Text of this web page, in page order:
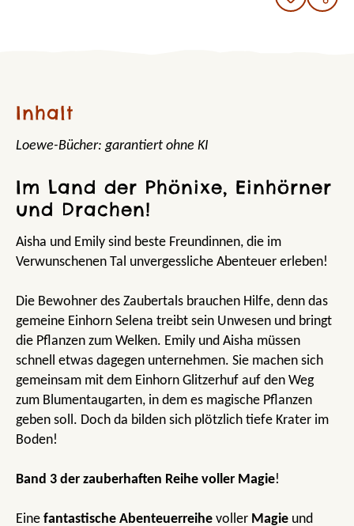
Inhalt
Loewe-Bücher: garantiert ohne KI
Im Land der Phönixe, Einhörner
und Drachen!
Aisha und Emily sind beste Freundinnen, die im
Verwunschenen Tal unvergessliche Abenteuer erleben!
Die Bewohner des Zaubertals brauchen Hilfe, denn das
gemeine Einhorn Selena treibt sein Unwesen und bringt
die Pflanzen zum Welken. Emily und Aisha müssen
schnell etwas dagegen unternehmen. Sie machen sich
gemeinsam mit dem Einhorn Glitzerhuf auf den Weg
zum Blumentaugarten, in dem es magische Pflanzen
geben soll. Doch da bilden sich plötzlich tiefe Krater im
Boden!
Band 3 der zauberhaften Reihe voller Magie!
Eine fantastische Abenteuerreihe voller Magie und